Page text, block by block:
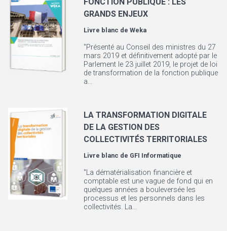
GRANDS ENJEUX
Livre blanc deWeka
"Présenté au Conseil des ministres du 27
mars 2019 et définitivement adopté par le
Parlement le 23 juillet 2019, le projet de loi
de transformation de la fonction publique
a...
LA TRANSFORMATION DIGITALE
DE LA GESTION DES
COLLECTIVITÉS TERRITORIALES
Livre blanc de GFI Informatique
"La dématérialisation financière et
comptable est une vague de fond qui en
quelques années a bouleversée les
processus et les personnels dans les
collectivités. La...